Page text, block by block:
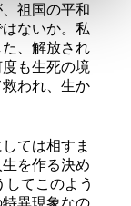
祖国の平和
ないか。私
、解放され
も生死の境
われ、生か
ては相すま
を作る決め
てこのよう